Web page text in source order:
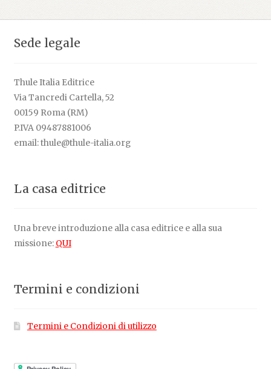
Sede legale
Thule Italia Editrice
Via Tancredi Cartella, 52
00159 Roma (RM)
P.IVA 09487881006
email: thule@thule-italia.org
La casa editrice
Una breve introduzione alla casa editrice e alla sua
missione: QUI
Termini e condizioni
Termini e Condizioni di utilizzo